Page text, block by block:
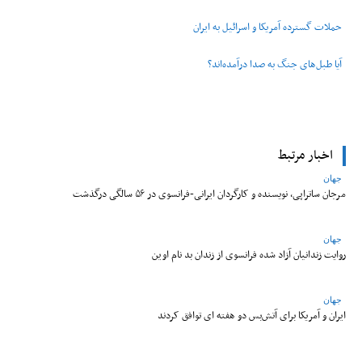
حملات گسترده آمریکا و اسرائیل به ایران
آیا طبل‌های جنگ به صدا درآمده‌اند؟
اخبار مرتبط
جهان
مرجان ساتراپی، نویسنده و کارگردان ایرانی-فرانسوی در ۵۶ سالگی درگذشت
جهان
روایت زندانیان آزاد شده فرانسوی از زندان ‌بد نام اوین
جهان
ایران و آمریکا برای آتش‌بس دو هفته‌ ای توافق کردند